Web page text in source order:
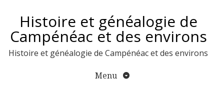
contenuHistoire et généalogie de
Campénéac et des environs
Histoire et généalogie de Campénéac et des environs
Menu